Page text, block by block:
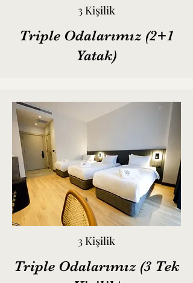
3 Kişilik
Triple Odalarımız (2+1
Yatak)
3 Kişilik
Triple Odalarımız (3 Tek